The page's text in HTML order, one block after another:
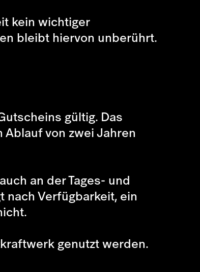
kein wichtiger
bleibt hiervon unberührt.
gültig. Das
von zwei Jahren
an der Tages- und
Verfügbarkeit, ein
genutzt werden.